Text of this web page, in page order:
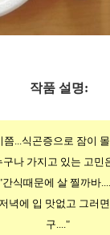
작품 설명:
쯤...식곤증으로 잠이
구나 가지고 있는 고민
간식때문에 살 찔까바
구...."